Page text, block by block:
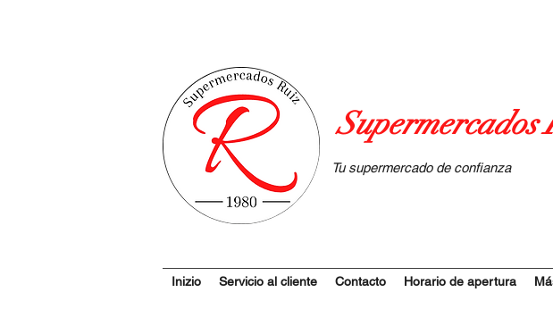
Supermercados
Tu supermercado de confianza
Inizio Servicio al cliente Contacto Horario de apertura